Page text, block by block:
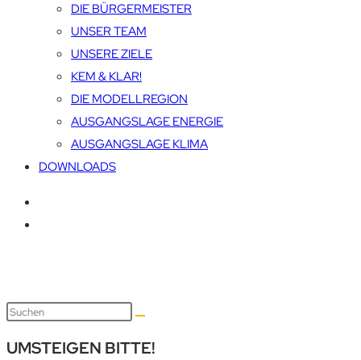
DIE BÜRGERMEISTER
UNSER TEAM
UNSERE ZIELE
KEM & KLAR!
DIE MODELLREGION
AUSGANGSLAGE ENERGIE
AUSGANGSLAGE KLIMA
DOWNLOADS
UMSTEIGEN BITTE!